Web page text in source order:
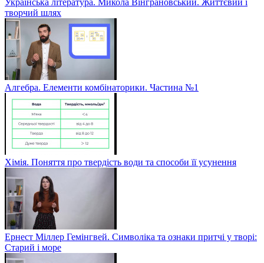
творчий шлях
Алгебра. Елементи комбінаторики. Частина №1
Хімія. Поняття про твердість води та способи її усунення
Ернест Міллер Гемінгвей. Символіка та ознаки притчі у творі:
Старий і море